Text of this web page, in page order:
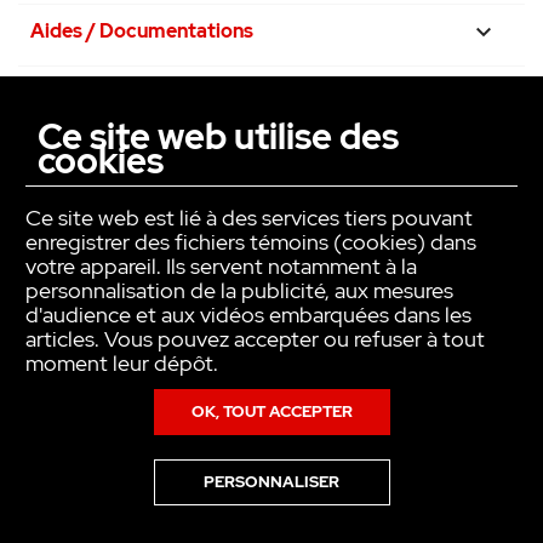
applications nécessitant l’ajout de nouveaux
Aides / Documentations 
La confiance avant tout
Ce site web utilise des
cookies
Ce site web est lié à des services tiers pouvant
enregistrer des fichiers témoins (cookies) dans
votre appareil. Ils servent notamment à la
personnalisation de la publicité, aux mesures
d'audience et aux vidéos embarquées dans les
articles. Vous pouvez accepter ou refuser à tout
moment leur dépôt.
OK, TOUT ACCEPTER
PERSONNALISER
Pour en savoir plus sur notre politique en matière de cookies,consultez